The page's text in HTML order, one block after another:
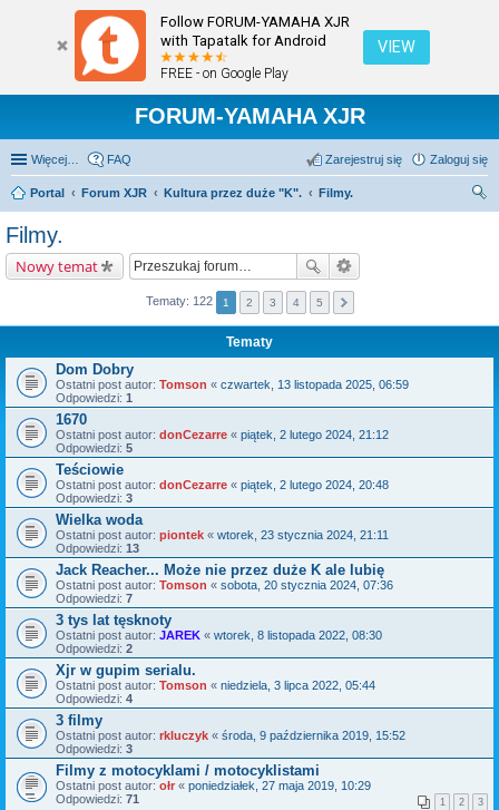
Follow FORUM-YAMAHA XJR
with Tapatalk for Android
FREE - on Google Play
VIEW
FORUM-YAMAHA XJR
Więcej… FAQ Zaloguj się
Zarejestruj się
Portal Forum XJR Kultura przez duże "K".
Filmy.
Filmy.
Nowy temat
Tematy: 122 1 2 3 4 5
Tematy
Dom Dobry
Ostatni post autor: Tomson « czwartek, 13 listopada 2025, 06:59
Odpowiedzi: 1
1670
Ostatni post autor: donCezarre « piątek, 2 lutego 2024, 21:12
Odpowiedzi: 5
Teściowie
Ostatni post autor: donCezarre « piątek, 2 lutego 2024, 20:48
Odpowiedzi: 3
Wielka woda
Ostatni post autor: piontek « wtorek, 23 stycznia 2024, 21:11
Odpowiedzi: 13
Jack Reacher... Może nie przez duże K ale lubię
Ostatni post autor: Tomson « sobota, 20 stycznia 2024, 07:36
Odpowiedzi: 7
3 tys lat tęsknoty
Ostatni post autor: JAREK « wtorek, 8 listopada 2022, 08:30
Odpowiedzi: 2
Xjr w gupim serialu.
Ostatni post autor: Tomson « niedziela, 3 lipca 2022, 05:44
Odpowiedzi: 4
3 filmy
Ostatni post autor: rkluczyk « środa, 9 października 2019, 15:52
Odpowiedzi: 3
Filmy z motocyklami / motocyklistami
Ostatni post autor: ołr « poniedziałek, 27 maja 2019, 10:29
Odpowiedzi: 71 1 2 3